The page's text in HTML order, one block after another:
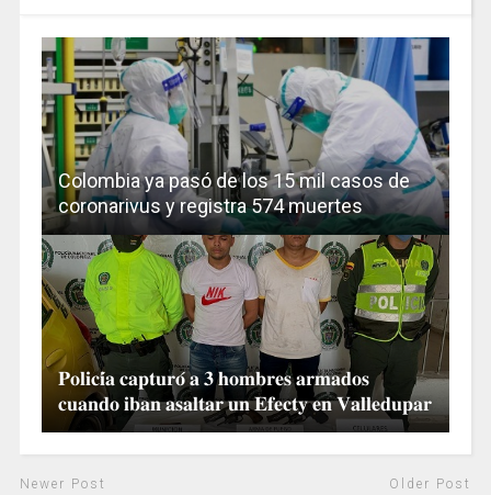
Colombia ya pasó de los 15 mil casos de
coronarivus y registra 574 muertes
𝐏𝐨𝐥𝐢𝐜𝐢́𝐚 𝐜𝐚𝐩𝐭𝐮𝐫𝐨́ 𝐚 𝟑 𝐡𝐨𝐦𝐛𝐫𝐞𝐬 𝐚𝐫𝐦𝐚𝐝𝐨𝐬
𝐜𝐮𝐚𝐧𝐝𝐨 𝐢𝐛𝐚𝐧 𝐚𝐬𝐚𝐥𝐭𝐚𝐫 𝐮𝐧 𝐄𝐟𝐞𝐜𝐭𝐲 𝐞𝐧 𝐕𝐚𝐥𝐥𝐞𝐝𝐮𝐩𝐚𝐫
Newer Post Older Post